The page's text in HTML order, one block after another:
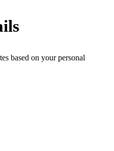
based on your personal